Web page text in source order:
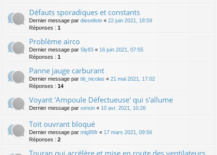
Défauts sporadiques et constants
Dernier message par dieseliste « 22 juin 2021, 18:59
Réponses : 1
Problème airco
Dernier message par Sly83 « 16 juin 2021, 07:55
Réponses : 1
Panne jauge carburant
Dernier message par titi_nicolas « 21 mai 2021, 17:02
Réponses : 14
Voyant 'Ampoule Défectueuse' qui s'allume
Dernier message par xenon « 10 avr. 2021, 10:26
Toit ouvrant bloqué
Dernier message par mig95fr « 17 mars 2021, 09:56
Réponses : 2